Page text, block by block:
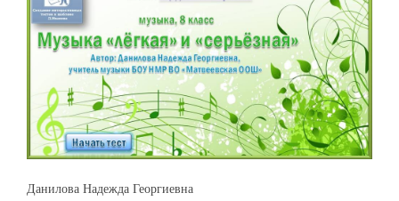
Данилова Надежда Георгиевна